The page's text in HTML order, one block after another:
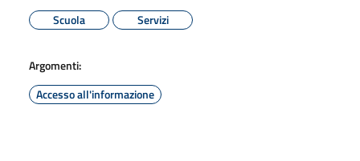
Scuola
Servizi
Argomenti:
Accesso all'informazione